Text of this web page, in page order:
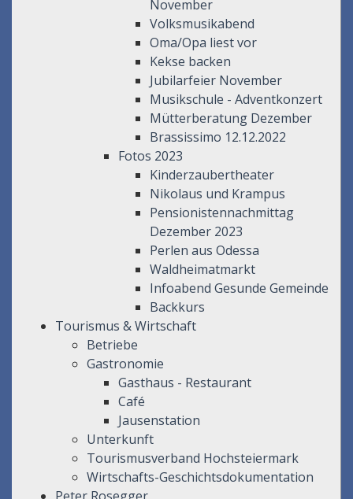
November
Volksmusikabend
Oma/Opa liest vor
Kekse backen
Jubilarfeier November
Musikschule - Adventkonzert
Mütterberatung Dezember
Brassissimo 12.12.2022
Fotos 2023
Kinderzaubertheater
Nikolaus und Krampus
Pensionistennachmittag
Dezember 2023
Perlen aus Odessa
Waldheimatmarkt
Infoabend Gesunde Gemeinde
Backkurs
Tourismus & Wirtschaft
Betriebe
Gastronomie
Gasthaus - Restaurant
Café
Jausenstation
Unterkunft
Tourismusverband Hochsteiermark
Wirtschafts-Geschichtsdokumentation